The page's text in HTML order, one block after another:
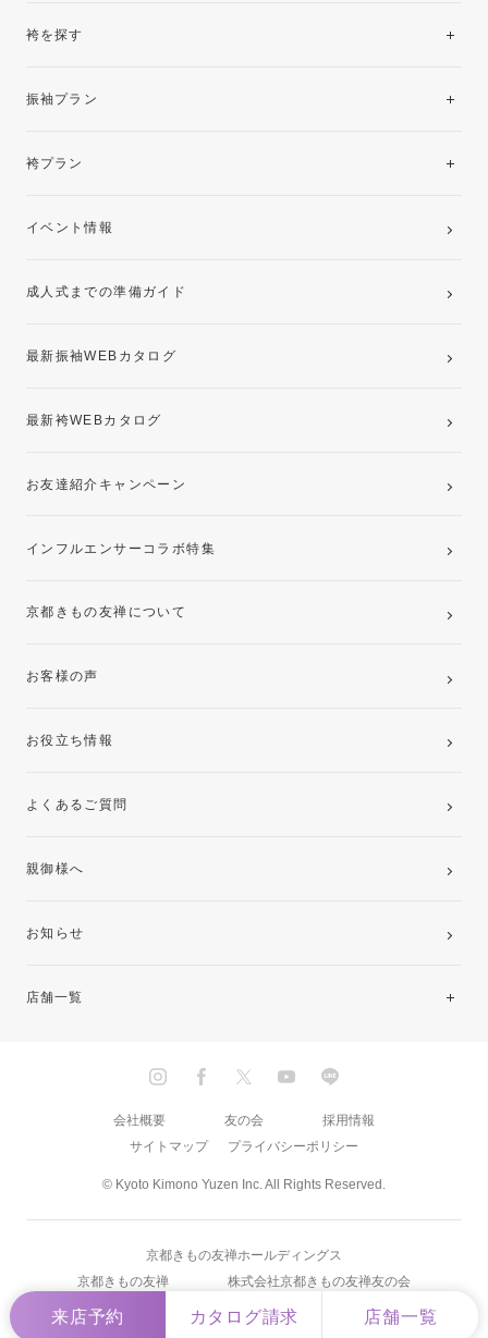
来店予約 カタログ請求 店舗一覧
袴を探す
振袖プラン
レンタルプラン
袴プラン
卒業袴レンタルプラン
イベント情報
成人式までの準備ガイド
最新振袖WEBカタログ
最新袴WEBカタログ
お友達紹介キャンペーン
インフルエンサーコラボ特集
京都きもの友禅について
お客様の声
お役立ち情報
よくあるご質問
親御様へ
お知らせ
店舗一覧
九州
© Kyoto Kimono Yuzen Inc. All Rights Reserved.
会社概要 友の会
採用情報
サイトマップ
プライバシーポリシー
京都きもの友禅ホールディングス
京都きもの友禅
株式会社京都きもの友禅友の会